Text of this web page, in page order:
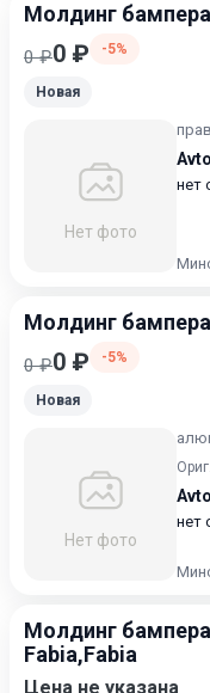
Молдинг
0 ₽0 ₽ -5%
Новая
Нет фото
прав
нет
Молдинг бампера
0 ₽0 ₽ -5%
Новая
Нет фото
нет
Молдинг
Fabia,Fabia
Цена не указана